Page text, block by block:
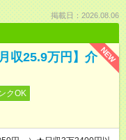
掲載日：2026.08.06
NEW
収25.9万円】介
クOK